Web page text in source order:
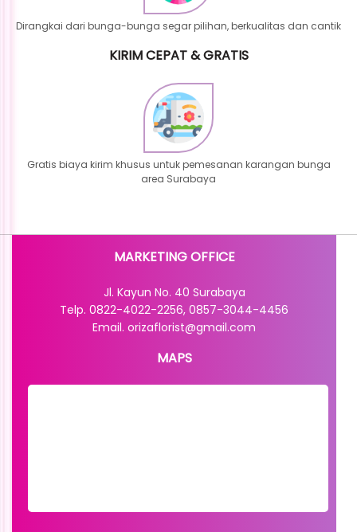
Dirangkai dari bunga-bunga segar pilihan, berkualitas dan cantik
KIRIM CEPAT & GRATIS
Gratis biaya kirim khusus untuk pemesanan karangan bunga
area Surabaya
MARKETING OFFICE
Jl. Kayun No. 40 Surabaya
Telp. 0822-4022-2256, 0857-3044-4456
Email. orizaflorist@gmail.com
MAPS